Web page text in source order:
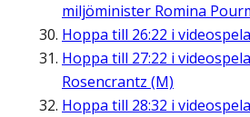
miljöminister Romina
Hoppa till 26:22 i
Hoppa till 27:22 i
Rosencrantz (M)
Hoppa till 28:32 i